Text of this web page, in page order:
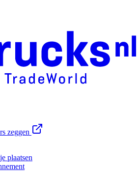
zeggen
plaatsen